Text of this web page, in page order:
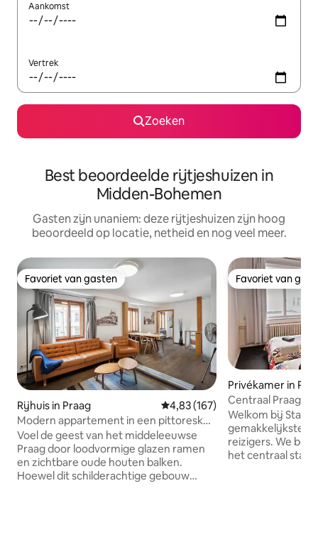
Aankomst
Vertrek
Zoeken
Best beoordeelde rijtjeshuizen in
Midden-Bohemen
Gasten zijn unaniem: deze rijtjeshuizen zijn hoog
beoordeeld op locatie, netheid en nog veel meer.
Favoriet van gasten
Favoriet van gasten
Rijhuis in Praag Gemiddelde beoordeling van
4,83 (167)
Modern appartement in een pittoresk
15e-eeuws gebouw
Voel de geest van het middeleeuwse
Praag door loodvormige glazen ramen
en zichtbare oude houten balken.
Hoewel dit schilderachtige gebouw
Favoriet van
Favoriet van
Privékamer in
Centraal Praag
naartoe
Welkom bij
gemakkelijkste
reizigers. We
het centraal